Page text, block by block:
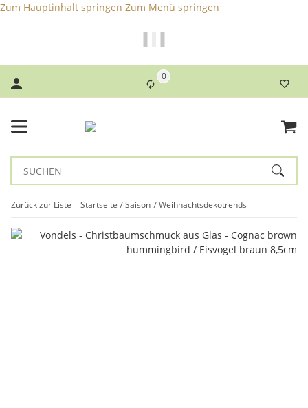
Zum Hauptinhalt springen Zum Menü springen
0
Zurück zur Liste Startseite Saison Weihnachtsdekotrends